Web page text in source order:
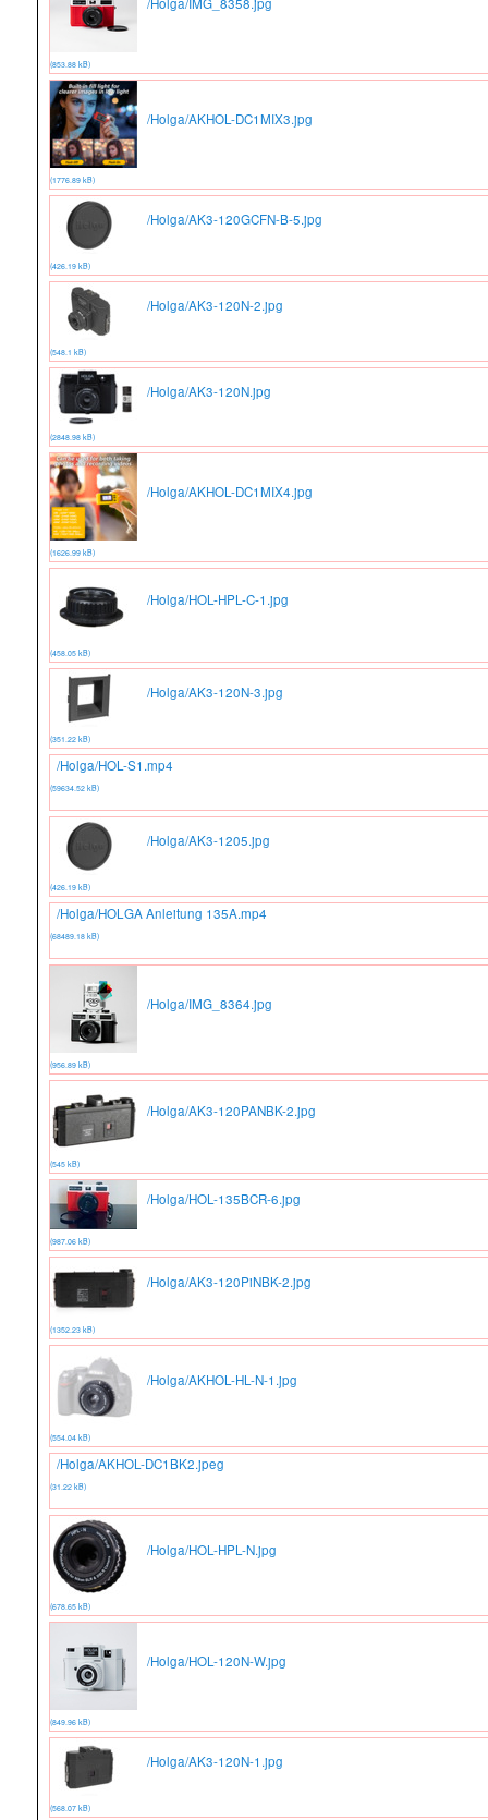
(853.88 kB)
/Holga/AKHOL-DC1MIX3.jpg
(1776.89 kB)
/Holga/AK3-120GCFN-B-5.jpg
(426.19 kB)
/Holga/AK3-120N-2.jpg
(548.1 kB)
/Holga/AK3-120N.jpg
(2848.98 kB)
/Holga/AKHOL-DC1MIX4.jpg
(1626.99 kB)
/Holga/HOL-HPL-C-1.jpg
(458.05 kB)
/Holga/AK3-120N-3.jpg
(351.22 kB)
/Holga/HOL-S1.mp4
(59634.52 kB)
/Holga/AK3-1205.jpg
(426.19 kB)
/Holga/HOLGA Anleitung 135A.mp4
(68489.18 kB)
/Holga/IMG_8364.jpg
(956.89 kB)
/Holga/AK3-120PANBK-2.jpg
(545 kB)
/Holga/HOL-135BCR-6.jpg
(987.06 kB)
/Holga/AK3-120PiNBK-2.jpg
(1352.23 kB)
/Holga/AKHOL-HL-N-1.jpg
(554.04 kB)
/Holga/AKHOL-DC1BK2.jpeg
(31.22 kB)
/Holga/HOL-HPL-N.jpg
(678.65 kB)
/Holga/HOL-120N-W.jpg
(849.96 kB)
/Holga/AK3-120N-1.jpg
(568.07 kB)